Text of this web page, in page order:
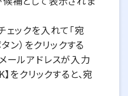
ックを入れて「宛
ン）をクリックする
ールアドレスが入力
をクリックすると、宛